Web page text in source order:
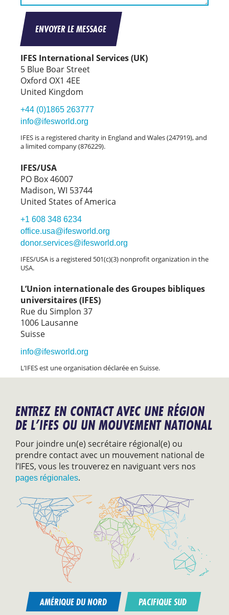
ENVOYER LE MESSAGE
IFES International Services (UK)
5 Blue Boar Street
Oxford OX1 4EE
United Kingdom
+44 (0)1865 263777
info@ifesworld.org
IFES is a registered charity in England and Wales (247919), and
a limited company (876229).
IFES/USA
PO Box 46007
Madison, WI 53744
United States of America
+1 608 348 6234
office.usa@ifesworld.org
donor.services@ifesworld.org
IFES/USA is a registered 501(c)(3) nonprofit organization in the
USA.
L’Union internationale des Groupes bibliques
universitaires (IFES)
Rue du Simplon 37
1006 Lausanne
Suisse
info@ifesworld.org
L’IFES est une organisation déclarée en Suisse.
ENTREZ EN CONTACT AVEC UNE RÉGION
DE L’IFES OU UN MOUVEMENT NATIONAL
Pour joindre un(e) secrétaire régional(e) ou
prendre contact avec un mouvement national de
l’IFES, vous les trouverez en naviguant vers nos
pages régionales.
PACIFIQUE SUD
AMÉRIQUE DU NORD